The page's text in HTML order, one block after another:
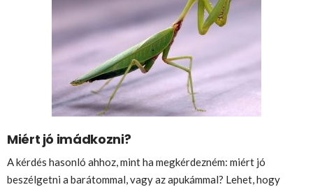
Miért jó imádkozni?
A kérdés hasonló ahhoz, mint ha megkérdezném: miért jó
beszélgetni a barátommal, vagy az apukámmal? Lehet, hogy